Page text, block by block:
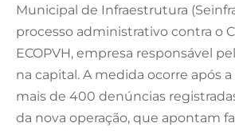
Municipal de Infraestrutura
processo administrativo contra o
ECOPVH, empresa responsável
na capital. A medida ocorre após
mais de 400 denúncias
da nova operação, que apontam